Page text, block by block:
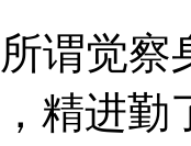
谓觉
精进勤